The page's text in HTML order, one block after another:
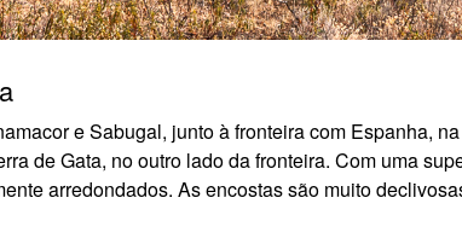
e Sabugal, junto à fronteira com Espanha,
de Gata, no outro lado da fronteira. Com uma
arredondados. As encostas são muito